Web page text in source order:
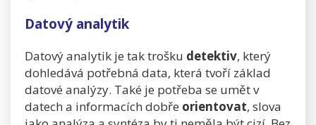
Datový analytik
Datový analytik je tak trošku detektiv, který
dohledává potřebná data, která tvoří základ
datové analýzy. Také je potřeba se umět v
datech a informacích dobře orientovat, slova